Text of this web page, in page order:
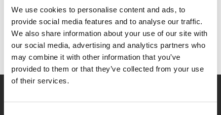
We use cookies to personalise content and ads, to
provide social media features and to analyse our traffic.
We also share information about your use of our site with
our social media, advertising and analytics partners who
may combine it with other information that you’ve
provided to them or that they’ve collected from your use
of their services.
Denna information är sådan som Mofast AB är skyldigt att
offentliggöra enligt EU:s marknadsmissbruksförordning
(EU nr 596/2014). Informationen lämnades, genom
angiven kontaktpersons försorg, för offentliggörande
2022-05-16 16:02 CET.